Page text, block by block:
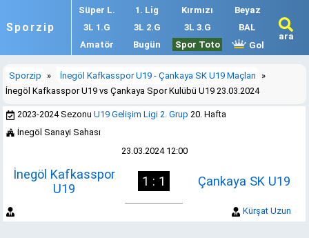
Sporzip
Süper L. 1. Lig Kırmızı
Beyaz
3L 1.G
3L 2.G 3L 3.G
BAL
Amatör
Bugün Spor Toto Gol
ara
Sporzip » İnegöl Kafkasspor U19 - Çankaya SK U19 Maçları
»
İnegöl Kafkasspor U19 vs Çankaya Spor Kulübü U19 23.03.2024
2023-2024 SezonuU19 Gelişim Ligi 2. Grup 20. Hafta
İnegöl Sanayi Sahası
23.03.2024 12:00
İnegöl Kafkasspor
U19
1 : 1 Çankaya SK U19
Kürşat Uzun